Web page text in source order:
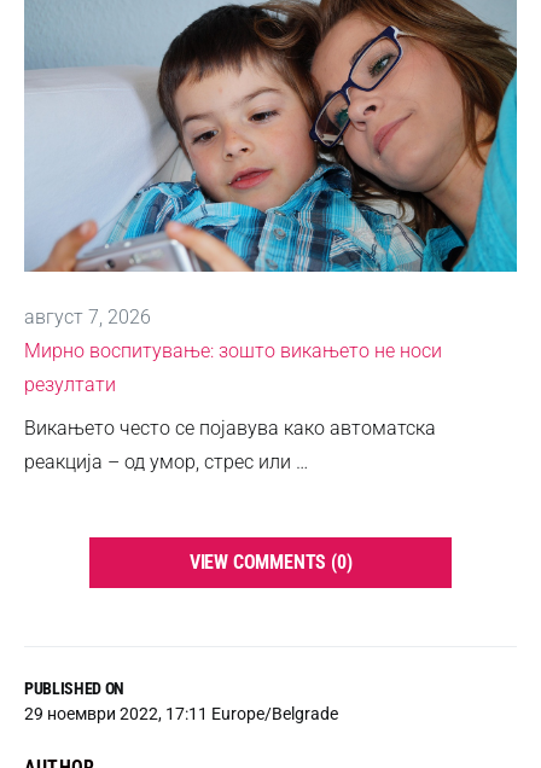
PUBLISHED ON
29 ноември 2022, 17:11 Europe/Belgrade
август 7, 2026
Мирно воспитување: зошто викањето не носи
резултати
Викањето често се појавува како автоматска
реакција – од умор, стрес или …
VIEW COMMENTS (0)